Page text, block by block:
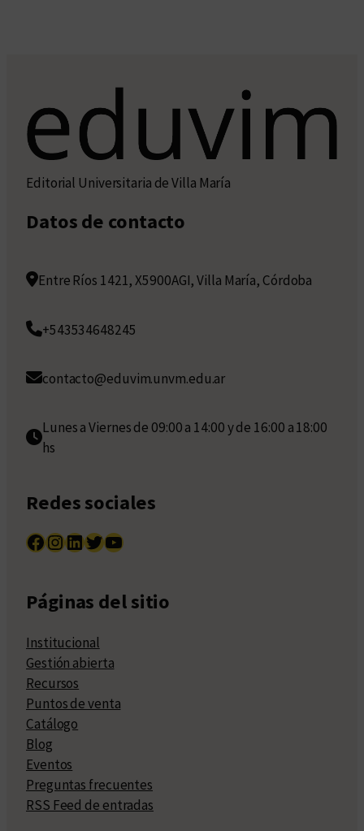
Editorial Universitaria de Villa María
Datos de contacto
Entre Ríos 1421, X5900AGI, Villa María, Córdoba
+543534648245
contacto@eduvim.unvm.edu.ar
Lunes a Viernes de 09:00 a 14:00 y de 16:00 a 18:00
hs
Redes sociales
Facebook InstagramLinkedIn Twitter YouTube
Páginas del sitio
Institucional
Gestión abierta
Recursos
Puntos de venta
Catálogo
Blog
Eventos
Preguntas frecuentes
RSS Feed de entradas